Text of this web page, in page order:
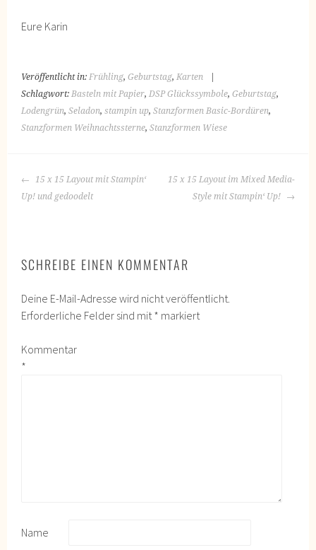
Eure Karin
Veröffentlicht in:Frühling,Geburtstag,Karten
Schlagwort:Basteln mit Papier,DSP Glückssymbole,Geburtstag,
Lodengrün,Seladon,stampin up,Stanzformen Basic-Bordüren,
Stanzformen Weihnachtssterne,Stanzformen Wiese
BEITRAGS-
NAVIGATION
15 x 15 Layout mit Stampin‘
Up! und gedoodelt
15 x 15 Layout im Mixed Media-
Style mit Stampin‘ Up!
SCHREIBE EINEN KOMMENTAR
Deine E-Mail-Adresse wird nicht veröffentlicht.
Erforderliche Felder sind mit * markiert
Kommentar
*
Name